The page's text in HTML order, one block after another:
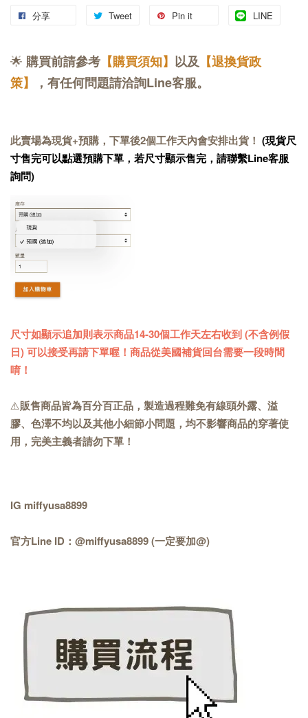
分享 Tweet Pin it LINE
🌟 購買前請參考 【購買須知】 以及 【退換貨政
策】
，有任何問題請洽詢Line客服。
此賣場為現貨+預購，下單後2個工作天內會安排出貨！ (現貨尺
寸售完可以點選預購下單，若尺寸顯示售完，請聯繫Line客服
詢問)
尺寸如顯示追加則表示商品14-30個工作天左右收到 (不含例假
日) 可以接受再請下單喔！商品從美國補貨回台需要一段時間
唷！
⚠️販售商品皆為百分百正品，製造過程難免有線頭外露、溢
膠、色澤不均以及其他小細節小問題，均不影響商品的穿著使
用，完美主義者請勿下單！
IG miffyusa8899
官方Line ID：@miffyusa8899 (一定要加@)